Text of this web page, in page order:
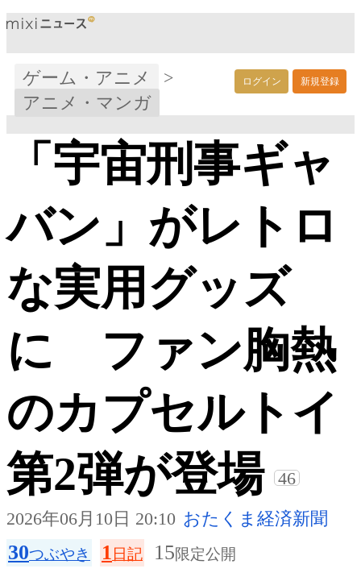
ログイン 新規登録
ゲーム・アニメ
>
アニメ・マンガ
「宇宙刑事ギャ
バン」がレトロ
な実用グッズ
に ファン胸熱
のカプセルトイ
第2弾が登場
46
2026年06月10日 20:10 おたくま経済新聞
30つぶやき 1 日記 15限定公開